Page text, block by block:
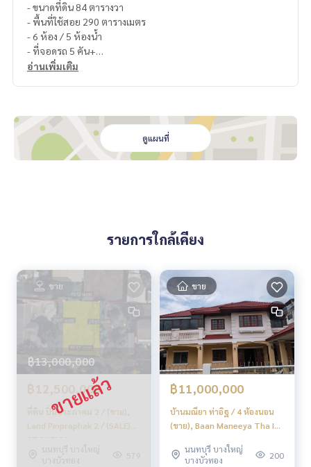
- ขนาดที่ดิน 84 ตารางวา
- พื้นที่ใช้สอย 290 ตารางเมตร
- 6 ห้อง / 5 ห้องน้ำ
- ที่จอดรถ 5 คัน+
- ทำเลแปลงมุม
บริการสินเชื่อฟรี! เลือกได้ทุกธนาคาร
ดอกเบี้ยพิเศษ วงเงินสูงสุด 90-100%
LINE: @homethailand
✔️ ที่ปรึกษามืออาชีพ ประสบการณ์มากกว่า 6 ปี
✔️ ข้อมูลเชิงลึกโดยผู้เชี่ยวชาญในพื้นที่
✔️ รับฝากขาย รับซื้อ ขายฝาก จำนอง
www.homerealestateservices.co.th
“HOME - Real Estate Services”
Facebook | IG | TikTok | YouTube
#HOMEREALESTATESERVICES
#นายหน้าที่จริงใจ #รับฝากขายอสังหา
#ออฟฟิศบางใหญ่ #สำนักงานบางใหญ่
#ตลาดบางใหญ่ #บางใหญ่
อ่านเพิ่มเติม
ดูแผนที่
รายการใกล้เคียง
ขาย
฿13,000,000
฿12,500,000
ที่ดิน ปิ่นประภาคม 2 / (ขาย),
Land Pinpraphak 2 / (SALE)
STONE822
นนทบุรี บางใหญ่
บางบัวทอง
579
ขาย
฿11,000,000
บ้านมณียา ท่าอิฐ / 4 ห้องนอน
(ขาย), Baan Maneeya Tha It /
AOM094
นนทบุรี บางใหญ่
บางบัวทอง
200